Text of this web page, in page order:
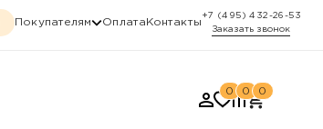
Покупателям Оплата Контакты
+7 (495) 432-26-53
Заказать звонок
0 0 0